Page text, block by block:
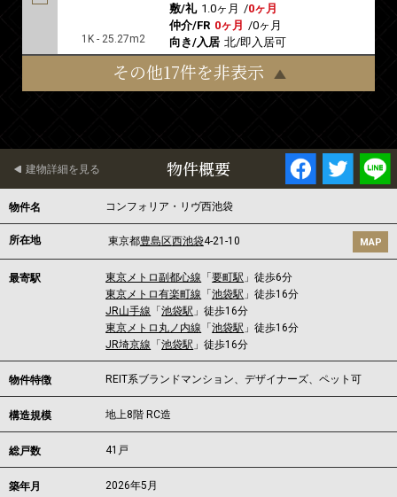
1K - 25.27m2
敷/礼 1.0ヶ月 /0ヶ月
仲介/FR 0ヶ月 /0ヶ月
向き/入居 北/即入居可
その他17件を非表示
物件概要
建物詳細を見る
物件名 コンフォリア・リヴ西池袋
所在地 東京都豊島区西池袋4-21-10 MAP
最寄駅 東京メトロ副都心線 「要町駅 」徒歩6分
東京メトロ有楽町線 「池袋駅 」徒歩16分
JR山手線 「池袋駅 」徒歩16分
東京メトロ丸ノ内線 「池袋駅 」徒歩16分
JR埼京線 「池袋駅 」徒歩16分
物件特徴 REIT系ブランドマンション、デザイナーズ、ペット可
構造規模 地上8階 RC造
総戸数 41戸
築年月 2026年5月